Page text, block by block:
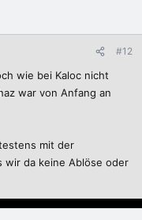
#12
wie bei Kaloc nicht
war von Anfang an
mit der
wir da keine Ablöse oder